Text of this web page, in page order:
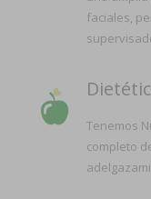
faciales,
Tenemos
completo